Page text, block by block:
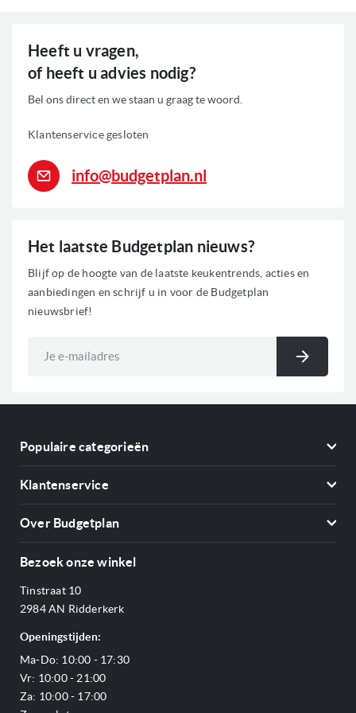
Het laatste Budgetplan nieuws?
Blijf op de hoogte van de laatste keukentrends, acties en
aanbiedingen en schrijf u in voor de Budgetplan
nieuwsbrief!
Heeft u vragen,
of heeft u advies nodig?
Bel ons direct en we staan u graag te woord.
Klantenservice gesloten
info@budgetplan.nl
Populaire categorieën
Kookplaten
Afzuigkappen
Ovens
Stoomovens
Magnetrons
Vaatwassers
Complete keukens
Outlet
Klantenservice
Betalen
Veelgestelde vragen
Service & garantie
Sitemap
Over Budgetplan
Adres & Route
Reviews Budgetplan
Blog
Bezoek onze winkel
Tinstraat 10
2984 AN Ridderkerk
Openingstijden:
Ma-Do: 10:00 - 17:30
Vr: 10:00 - 21:00
Za: 10:00 - 17:00